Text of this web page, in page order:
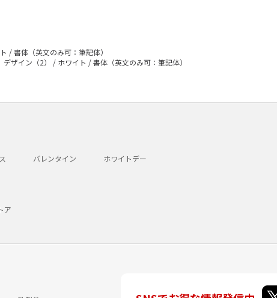
/ 書体（英文のみ可：筆記体）
ザイン（2） / ホワイト / 書体（英文のみ可：筆記体）
バレンタイン ホワイトデー
ア